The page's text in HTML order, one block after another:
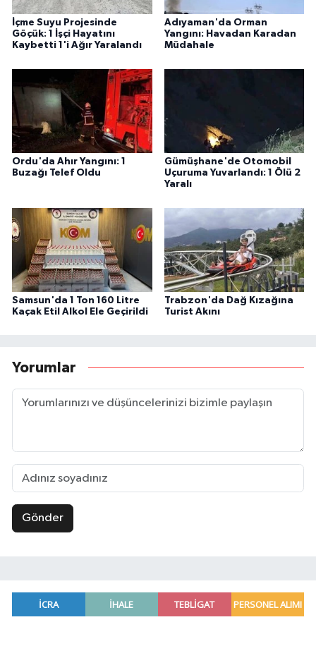
İçme Suyu Projesinde
Göçük: 1 İşçi Hayatını
Kaybetti 1'i Ağır Yaralandı
Adıyaman'da Orman
Yangını: Havadan Karadan
Müdahale
Ordu'da Ahır Yangını: 1
Buzağı Telef Oldu
Gümüşhane'de Otomobil
Uçuruma Yuvarlandı: 1 Ölü 2
Yaralı
Samsun'da 1 Ton 160 Litre
Kaçak Etil Alkol Ele Geçirildi
Trabzon'da Dağ Kızağına
Turist Akını
Yorumlar
Gönder